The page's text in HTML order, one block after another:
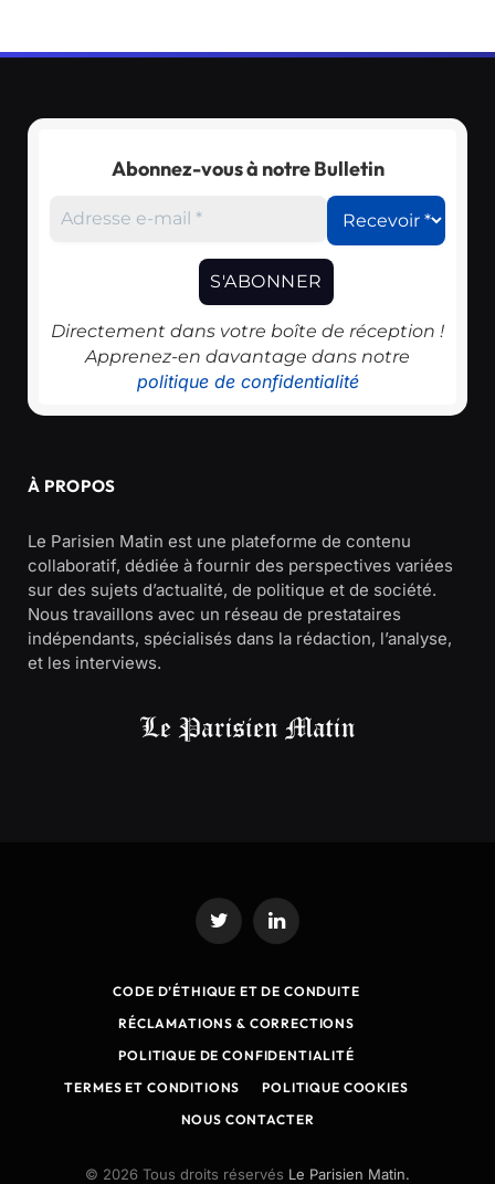
Abonnez-vous à notre Bulletin
Directement dans votre boîte de réception !
Apprenez-en davantage dans notre
politique de confidentialité
À PROPOS
Le Parisien Matin est une plateforme de contenu
collaboratif, dédiée à fournir des perspectives variées
sur des sujets d’actualité, de politique et de société.
Nous travaillons avec un réseau de prestataires
indépendants, spécialisés dans la rédaction, l’analyse,
et les interviews.
Twitter LinkedIn
CODE D’ÉTHIQUE ET DE CONDUITE
RÉCLAMATIONS & CORRECTIONS
POLITIQUE DE CONFIDENTIALITÉ
TERMES ET CONDITIONS
POLITIQUE COOKIES
NOUS CONTACTER
© 2026 Tous droits réservés Le Parisien Matin.